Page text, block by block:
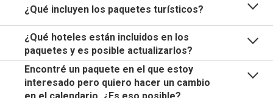
¿Qué incluyen los paquetes turísticos?
¿Qué hoteles están incluidos en los
paquetes y es posible actualizarlos?
Encontré un paquete en el que estoy
interesado pero quiero hacer un cambio